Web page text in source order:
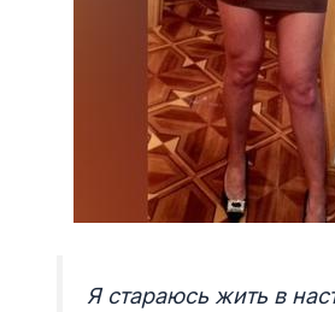
Я стараюсь жить в